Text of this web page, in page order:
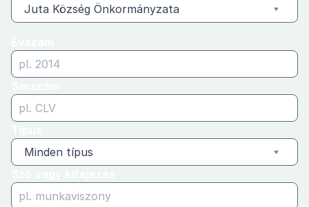
Juta Község Önkormányzata
Minden típus